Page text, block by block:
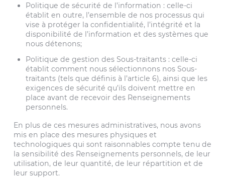
Politique de sécurité de l’information : celle-ci
établit en outre, l’ensemble de nos processus qui
vise à protéger la confidentialité, l’intégrité et la
disponibilité de l’information et des systèmes que
nous détenons;
Politique de gestion des Sous-traitants : celle-ci
établit comment nous sélectionnons nos Sous-
traitants (tels que définis à l’article 6), ainsi que les
exigences de sécurité qu’ils doivent mettre en
place avant de recevoir des Renseignements
personnels.
En plus de ces mesures administratives, nous avons
mis en place des mesures physiques et
technologiques qui sont raisonnables compte tenu de
la sensibilité des Renseignements personnels, de leur
utilisation, de leur quantité, de leur répartition et de
leur support.